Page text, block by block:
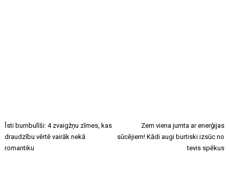
Īsti bumbulīši: 4 zvaigžņu zīmes, kas
draudzību vērtē vairāk nekā
romantiku
Zem viena jumta ar enerģijas
sūcējiem! Kādi augi burtiski izsūc no
tevis spēkus